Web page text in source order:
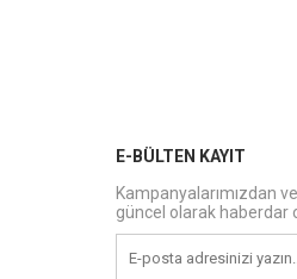
E-BÜLTEN KAYIT
Kampanyalarımızdan
güncel olarak haberdar